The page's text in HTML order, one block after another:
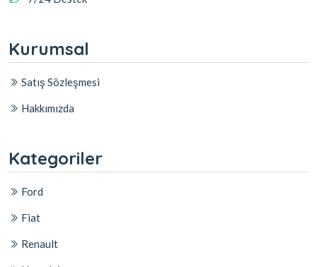
Kurumsal
Satış Sözleşmesi
Hakkımızda
Kategoriler
Ford
Fiat
Renault